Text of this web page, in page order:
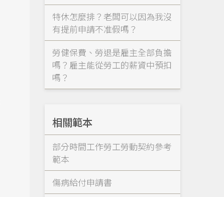
特休怎麼排？老闆可以因為我沒
有提前申請不准假嗎？
勞健保費、勞退是雇主全部負擔
嗎？雇主能從勞工的薪資中預扣
嗎？
相關範本
部分時間工作勞工勞動契約參考
範本
傷病給付申請書